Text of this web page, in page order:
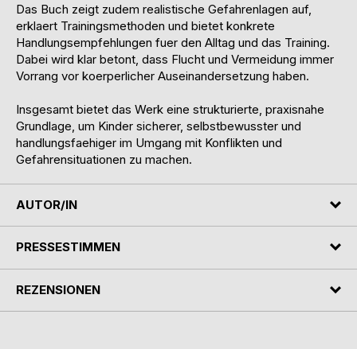
Das Buch zeigt zudem realistische Gefahrenlagen auf,
erklaert Trainingsmethoden und bietet konkrete
Handlungsempfehlungen fuer den Alltag und das Training.
Dabei wird klar betont, dass Flucht und Vermeidung immer
Vorrang vor koerperlicher Auseinandersetzung haben.
Insgesamt bietet das Werk eine strukturierte, praxisnahe
Grundlage, um Kinder sicherer, selbstbewusster und
handlungsfaehiger im Umgang mit Konflikten und
Gefahrensituationen zu machen.
AUTOR/IN
PRESSESTIMMEN
REZENSIONEN